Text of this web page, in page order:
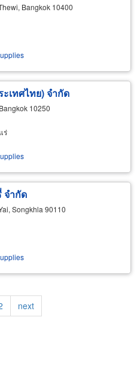
Bangkok 10400
เทศไทย) จำกัด
10250
ร่
จำกัด
Songkhla 90110
Next
page
next